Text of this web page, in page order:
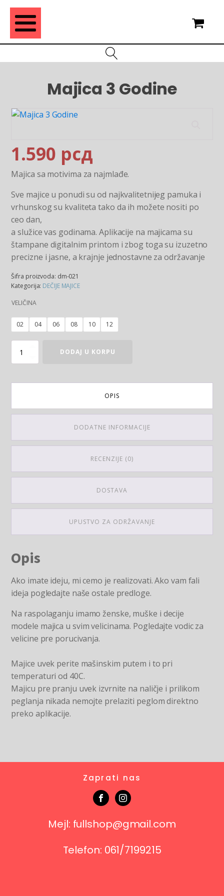
Majica 3 Godine
1.590 рсд
Majica sa motivima za najmlađe.
Sve majice u ponudi su od najkvalitetnijeg pamuka i
vrhunskog su kvaliteta tako da ih možete nositi po
ceo dan,
a služice vas godinama. Aplikacije na majicama su
štampane digitalnim printom i zbog toga su izuzetno
precizne i jasne, a krajnje jednostavne za održavanje
Šifra proizvoda: dm-021
Kategorija: DEČIJE MAJICE
VELIČINA
02 04 06 08 10 12
Majica 3 Godine količinaDODAJ U KORPU
OPIS
DODATNE INFORMACIJE
RECENZIJE (0)
DOSTAVA
UPUSTVO ZA ODRŽAVANJE
Opis
Ako imate ideju, mi cemo je realizovati. Ako vam fali
ideja pogledajte naše ostale predloge.
Na raspolaganju imamo ženske, muške i decije
modele majica u svim velicinama. Pogledajte vodic za
velicine pre porucivanja.
Majice uvek perite mašinskim putem i to pri
temperaturi od 40C.
Majicu pre pranju uvek izvrnite na naličje i prilikom
peglanja nikada nemojte prelaziti peglom direktno
preko aplikacije.
Zaprati nas
Mejl: fullshop@gmail.com
Telefon: 061/7199215